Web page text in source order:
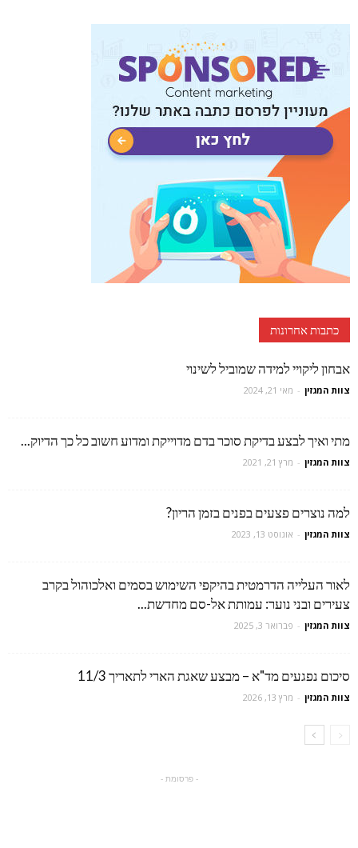
כתבות אחרונות
אבחון ליקויי למידה שמוביל לשינוי
צוות המגזין - מאי 21, 2024
מתי ואיך לבצע בדיקת סוכר בדם מדוייקת ומדוע חשוב כל כך הדיוק...
צוות המגזין - מרץ 21, 2021
למה נוצרים פצעים בפנים בזמן הריון?
צוות המגזין - אוגוסט 13, 2023
לאור העלייה הדרמטית בהיקפי השימוש בסמים ואלכוהול בקרב
צעירים ובני נוער: עמותת אל-סם מחדשת...
צוות המגזין - פברואר 3, 2025
סיכום נפגעים מד"א – מבצע שאגת הארי לתאריך 11/3
צוות המגזין - מרץ 13, 2026
- פרסומת -